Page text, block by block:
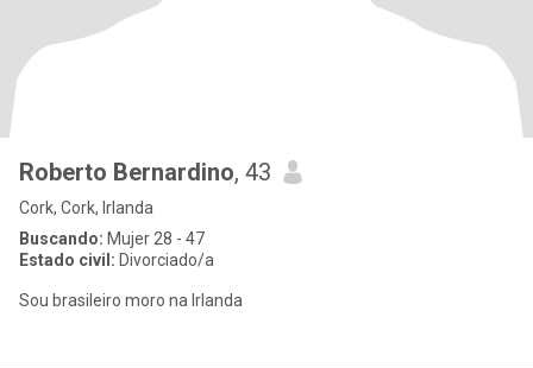
Roberto Bernardino, 43
Cork, Cork, Irlanda
Buscando: Mujer 28 - 47
Estado civil: Divorciado/a
Sou brasileiro moro na Irlanda